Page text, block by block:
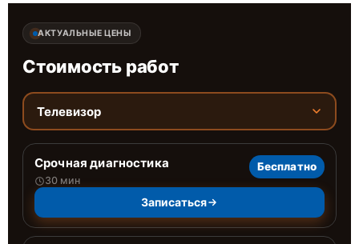
АКТУАЛЬНЫЕ ЦЕНЫ
Стоимость работ
Телевизор
Срочная диагностика
30 мин
Бесплатно
Записаться